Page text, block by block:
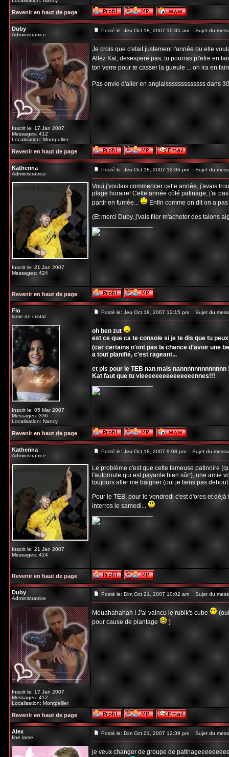
Revenir en haut de page
Duby
Administratrice
Inscrit le: 17 Jan 2007
Messages: 412
Localisation: Montpellier
Posté le: Jeu Oct 18, 2007 10:35 am Sujet du
Je crois que c'etait justement l'année ou elle
Allez Kat, desespere pas, tu pourras pt'etre en
ton verre pour te casser la gueule ... on ira en
Pas envie d'aller en anglaisssssssssssss dans
Revenir en haut de page
Katherina
Administratrice
Inscrit le: 21 Jan 2007
Messages: 424
Posté le: Jeu Oct 18, 2007 12:06 pm Sujet du
Voui j'voulais commencer cette année, j'avais
plage horaire! Cette année côté patinage, j'ai
partir en fumée...
Enfin comme on dit on a
(Et merci Duby, j'vais filer m'acheter des talons
_________________
Revenir en haut de page
Flo
lame de cristal
Inscrit le: 05 Mar 2007
Messages: 336
Localisation: Nancy
Posté le: Jeu Oct 18, 2007 12:15 pm Sujet du
oh ben zut
est ce que ca te console si je te dis que tu
(car certains n'ont pas la chance d'avoir une
a tout planifié, c'est rageant...
et pis pour le TEB nan mais nannnnnnnnnnnnn
Kat faut que tu vieeeeeeeeeeeeeeennes!!!
_________________
Revenir en haut de page
Katherina
Administratrice
Inscrit le: 21 Jan 2007
Messages: 424
Posté le: Jeu Oct 18, 2007 9:08 pm Sujet du
Le problème c'est que cette fameuse patinoire
l'autoroute qui est payante bien sûr!), une amie
toujours aller me baigner (oui je tiens pas
Pour le TEB, pour le vendredi c'est d'ores et
interros le samedi...
_________________
Revenir en haut de page
Duby
Administratrice
Inscrit le: 17 Jan 2007
Messages: 412
Localisation: Montpellier
Posté le: Dim Oct 21, 2007 10:02 am Sujet du
Mouahahahah ! J'ai vaincu le rubik's cube
pour cause de plantage
)
Revenir en haut de page
Alex
fine lame
Posté le: Dim Oct 21, 2007 12:39 pm Sujet du
je veux changer de groupe de